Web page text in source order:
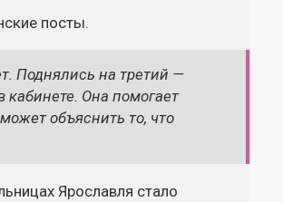
посты.
Поднялись на третий —
кабинете. Она помогает
объяснить то, что
Ярославля стало